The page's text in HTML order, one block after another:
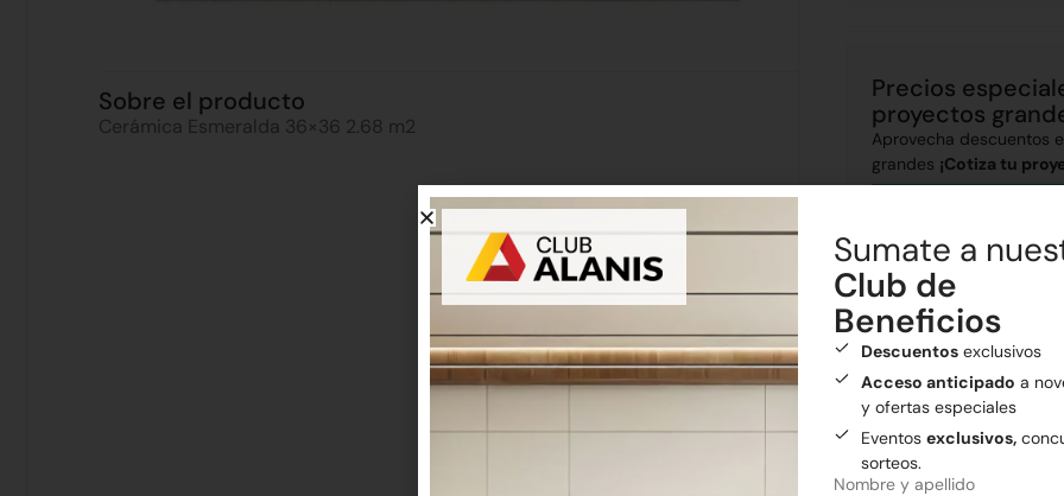
Sobre el producto
Cerámica Esmeralda 36×36 2.68 m2
Precios
proyectos
Aprovecha descuentos
grandes ¡Cotiza tu
Envíos
Realizamos envíos a todo
Envío gratisa
Medios de pago
Pagá tu compra con
Sumate a
Club de
Beneficios
Descuentosexclusivos
Acceso anticipado a
y ofertas especiales
Eventos exclusivos,
sorteos.
Nombre y apellido